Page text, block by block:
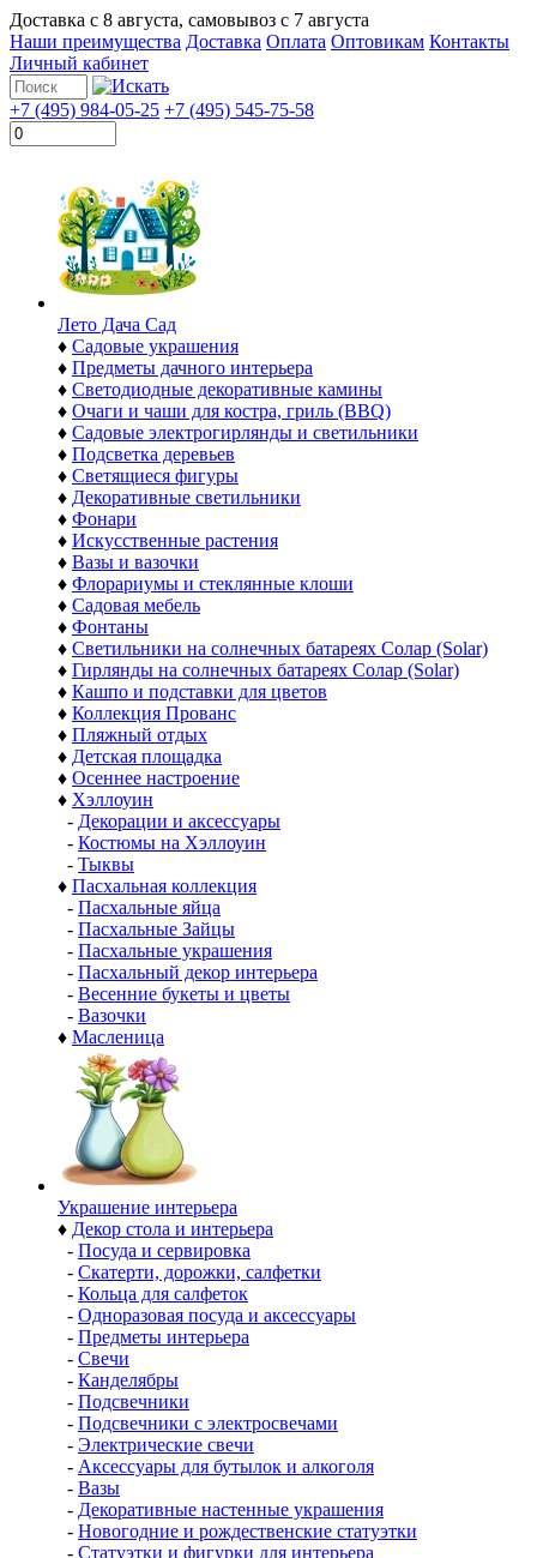
Доставка с 8 августа, самовывоз с 7 августа
Наши преимущества Доставка Оплата Оптовикам Контакты
Личный кабинет
+7 (495) 984-05-25 +7 (495) 545-75-58
Лето Дача Сад
♦ Садовые украшения
♦ Предметы дачного интерьера
♦ Светодиодные декоративные камины
♦ Очаги и чаши для костра, гриль (BBQ)
♦ Садовые электрогирлянды и светильники
♦ Подсветка деревьев
♦ Светящиеся фигуры
♦ Декоративные светильники
♦ Фонари
♦ Искусственные растения
♦ Вазы и вазочки
♦ Флорариумы и стеклянные клоши
♦ Садовая мебель
♦ Фонтаны
♦ Светильники на солнечных батареях Солар (Solar)
♦ Гирлянды на солнечных батареях Солар (Solar)
♦ Кашпо и подставки для цветов
♦ Коллекция Прованс
♦ Пляжный отдых
♦ Детская площадка
♦ Осеннее настроение
♦ Хэллоуин
- Декорации и аксессуары
- Костюмы на Хэллоуин
- Тыквы
♦ Пасхальная коллекция
- Пасхальные яйца
- Пасхальные Зайцы
- Пасхальные украшения
- Пасхальный декор интерьера
- Весенние букеты и цветы
- Вазочки
♦ Масленица
Украшение интерьера
♦ Декор стола и интерьера
- Посуда и сервировка
- Скатерти, дорожки, салфетки
- Кольца для салфеток
- Одноразовая посуда и аксессуары
- Предметы интерьера
- Свечи
- Канделябры
- Подсвечники
- Подсвечники с электросвечами
- Электрические свечи
- Аксессуары для бутылок и алкоголя
- Вазы
- Декоративные настенные украшения
- Новогодние и рождественские статуэтки
- Статуэтки и фигурки для интерьера